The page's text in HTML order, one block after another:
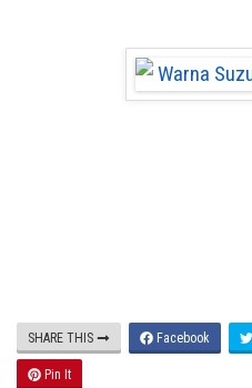
SHARE THIS Facebook
Pin It